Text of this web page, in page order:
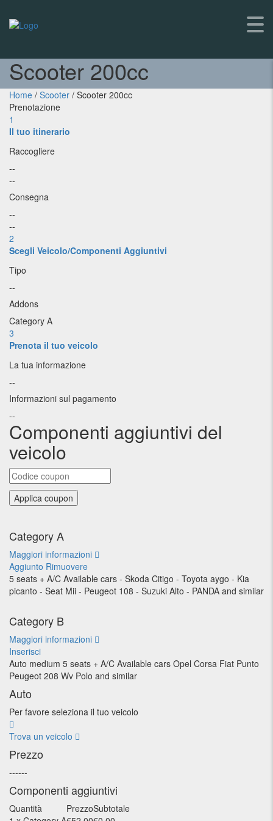
Scooter 200cc
Home / Scooter / Scooter 200cc
Prenotazione
1
Il tuo itinerario
Raccogliere
--
--
Consegna
--
--
2
Scegli Veicolo/Componenti Aggiuntivi
Tipo
--
Addons
Category A
3
Prenota il tuo veicolo
La tua informazione
--
Informazioni sul pagamento
--
Componenti aggiuntivi del
veicolo
Category A
Maggiori informazioni
Aggiunto Rimuovere
5 seats + A/C Available cars - Skoda Citigo - Toyota aygo - Kia
picanto - Seat Mii - Peugeot 108 - Suzuki Alto - PANDA and similar
Category B
Maggiori informazioni
Inserisci
Auto medium 5 seats + A/C Available cars Opel Corsa Fiat Punto
Peugeot 208 Wv Polo and similar
Auto
Per favore seleziona il tuo veicolo
Trova un veicolo
Prezzo
------
Componenti aggiuntivi
Quantità PrezzoSubtotale